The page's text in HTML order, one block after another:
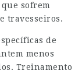
sofrem
travesseiros.
de
menos
Treinamento